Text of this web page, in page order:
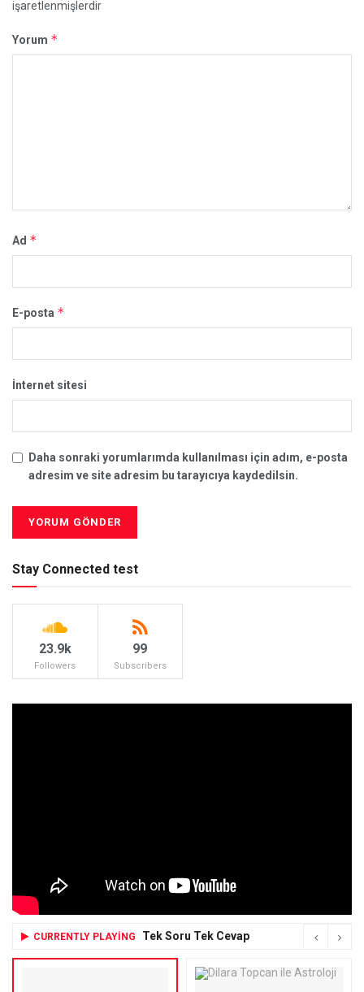
işaretlenmişlerdir
Yorum *
Ad *
E-posta *
İnternet sitesi
Daha sonraki yorumlarımda kullanılması için adım, e-posta
adresim ve site adresim bu tarayıcıya kaydedilsin.
Stay Connected test
23.9k
Followers
99
Subscribers
CURRENTLY PLAYING Tek Soru Tek Cevap